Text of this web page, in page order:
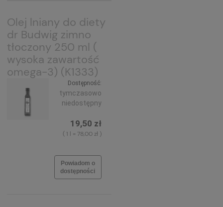
Olej lniany do diety
dr Budwig zimno
tłoczony 250 ml (
wysoka zawartość
omega-3) (K1333)
Dostępność:
tymczasowo
niedostępny
19,50 zł
( 1 l = 78,00 zł )
Powiadom o
dostępności